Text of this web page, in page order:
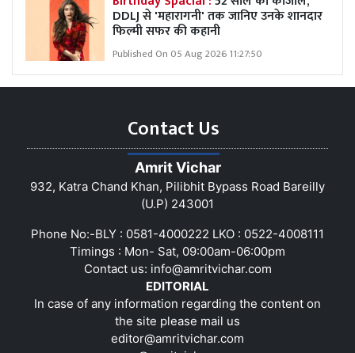
DDLJ से 'महारागनी' तक जानिए उनके शानदार
फिल्मी सफर की कहानी
Published On 05 Aug 2026 11:27:50
Contact Us
Amrit Vichar
932, Katra Chand Khan, Pilibhit Bypass Road Bareilly
(U.P) 243001
Phone No:-BLY : 0581-4000222 LKO : 0522-4008111
Timings : Mon- Sat, 09:00am-06:00pm
Contact us: info@amritvichar.com
EDITORIAL
In case of any information regarding the content on
the site please mail us
editor@amritvichar.com